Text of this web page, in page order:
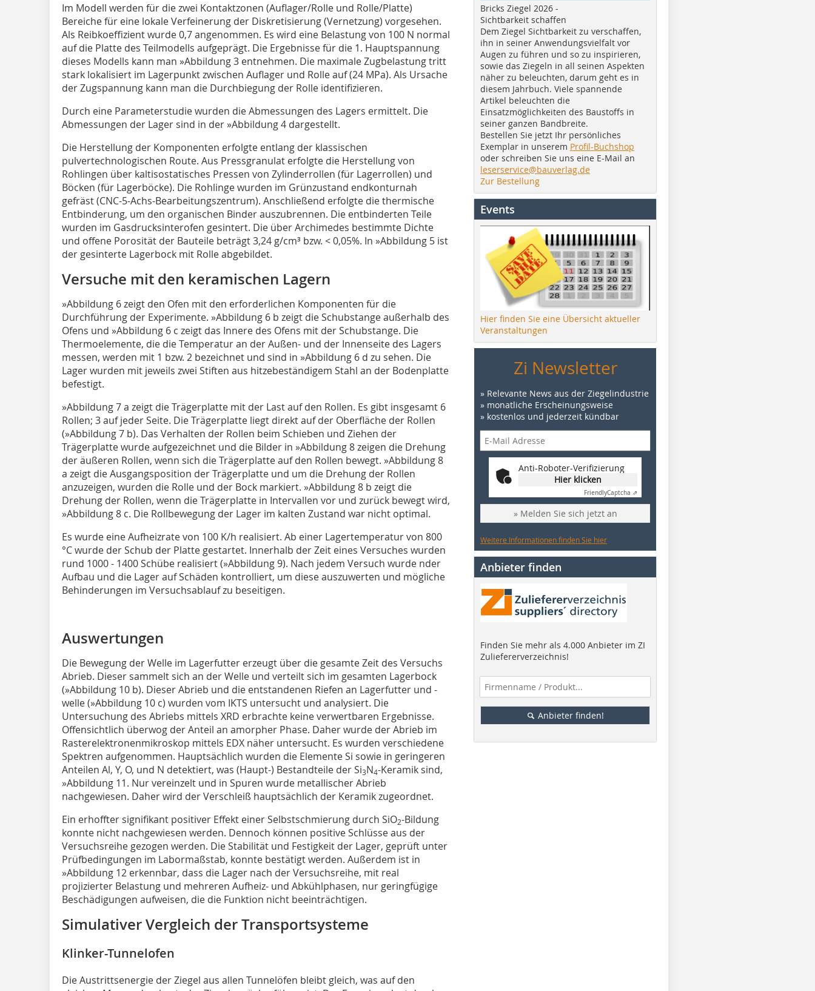
Im Modell werden für die zwei Kontaktzonen (Auflager/Rolle und Rolle/Platte)
Bereiche für eine lokale Verfeinerung der Diskretisierung (Vernetzung) vorgesehen.
Als Reibkoeffizient wurde 0,7 angenommen. Es wird eine Belastung von 100 N normal
auf die Platte des Teilmodells aufgeprägt. Die Ergebnisse für die 1. Hauptspannung
dieses Modells kann man »Abbildung 3 entnehmen. Die maximale Zugbelastung tritt
stark lokalisiert im Lagerpunkt zwischen Auflager und Rolle auf (24 MPa). Als Ursache
der Zugspannung kann man die Durchbiegung der Rolle identifizieren.
Durch eine Parameterstudie wurden die Abmessungen des Lagers ermittelt. Die
Abmessungen der Lager sind in der»Abbildung 4 dargestellt.
Die Herstellung der Komponenten erfolgte entlang der klassischen
pulvertechnologischen Route. Aus Pressgranulat erfolgte die Herstellung von
Rohlingen über kaltisostatisches Pressen von Zylinderrollen (für Lagerrollen) und
Böcken (für Lagerböcke). Die Rohlinge wurden im Grünzustand endkonturnah
gefräst (CNC-5-Achs-Bearbeitungszentrum). Anschließend erfolgte die thermische
Entbinderung, um den organischen Binder auszubrennen. Die entbinderten Teile
wurden im Gasdrucksinterofen gesintert. Die über Archimedes bestimmte Dichte
und offene Porosität der Bauteile beträgt 3,24 g/cm³ bzw. < 0,05%. In »Abbildung 5 ist
der gesinterte Lagerbock mit Rolle abgebildet.
Versuche mit den keramischen Lagern
»Abbildung 6zeigt den Ofen mit den erforderlichen Komponenten für die
Durchführung der Experimente. »Abbildung 6 b zeigt die Schubstange außerhalb des
Ofens und »Abbildung 6 c zeigt das Innere des Ofens mit der Schubstange. Die
Thermoelemente, die die Temperatur an der Außen- und der Innenseite des Lagers
messen, werden mit 1 bzw. 2 bezeichnet und sind in »Abbildung 6 d zu sehen. Die
Lager wurden mit jeweils zwei Stiften aus hitzebeständigem Stahl an der Bodenplatte
befestigt.
»Abbildung 7 a zeigt die Trägerplatte mit der Last auf den Rollen. Es gibt insgesamt 6
Rollen; 3 auf jeder Seite. Die Trägerplatte liegt direkt auf der Oberfläche der Rollen
(»Abbildung 7 b). Das Verhalten der Rollen beim Schieben und Ziehen der
Trägerplatte wurde aufgezeichnet und die Bilder in »Abbildung 8zeigen die Drehung
der äußeren Rollen, wenn sich die Trägerplatte auf den Rollen bewegt. »Abbildung 8
a zeigt die Ausgangsposition der Trägerplatte und um die Drehung der Rollen
anzuzeigen, wurden die Rolle und der Bock markiert. »Abbildung 8 b zeigt die
Drehung der Rollen, wenn die Trägerplatte in Intervallen vor und zurück bewegt wird,
»Abbildung 8 c. Die Rollbewegung der Lager im kalten Zustand war nicht optimal.
Es wurde eine Aufheizrate von 100 K/h realisiert. Ab einer Lagertemperatur von 800
°C wurde der Schub der Platte gestartet. Innerhalb der Zeit eines Versuches wurden
rund 1000 - 1400 Schübe realisiert (»Abbildung 9). Nach jedem Versuch wurde nder
Aufbau und die Lager auf Schäden kontrolliert, um diese auszuwerten und mögliche
Behinderungen im Versuchsablauf zu beseitigen.
Auswertungen
Die Bewegung der Welle im Lagerfutter erzeugt über die gesamte Zeit des Versuchs
Abrieb. Dieser sammelt sich an der Welle und verteilt sich im gesamten Lagerbock
(»Abbildung 10 b). Dieser Abrieb und die entstandenen Riefen an Lagerfutter und -
welle (»Abbildung 10 c) wurden vom IKTS untersucht und analysiert. Die
Untersuchung des Abriebs mittels XRD erbrachte keine verwertbaren Ergebnisse.
Offensichtlich überwog der Anteil an amorpher Phase. Daher wurde der Abrieb im
Rasterelektronenmikroskop mittels EDX näher untersucht. Es wurden verschiedene
Spektren aufgenommen. Hauptsächlich wurden die Elemente Si sowie in geringeren
Anteilen Al, Y, O, und N detektiert, was (Haupt-) Bestandteile der Si3N4-Keramik sind,
»Abbildung 11. Nur vereinzelt und in Spuren wurde metallischer Abrieb
nachgewiesen. Daher wird der Verschleiß hauptsächlich der Keramik zugeordnet.
Ein erhoffter signifikant positiver Effekt einer Selbstschmierung durch SiO2-Bildung
konnte nicht nachgewiesen werden. Dennoch können positive Schlüsse aus der
Versuchsreihe gezogen werden. Die Stabilität und Festigkeit der Lager, geprüft unter
Prüfbedingungen im Labormaßstab, konnte bestätigt werden. Außerdem ist in
»Abbildung 12 erkennbar, dass die Lager nach der Versuchsreihe, mit real
projizierter Belastung und mehreren Aufheiz- und Abkühlphasen, nur geringfügige
Beschädigungen aufweisen, die die Funktion nicht beeinträchtigen.
Simulativer Vergleich der Transportsysteme
Klinker-Tunnelofen
Die Austrittsenergie der Ziegel aus allen Tunnelöfen bleibt gleich, was auf den
Bricks Ziegel 2026 -
Sichtbarkeit schaffen
Dem Ziegel Sichtbarkeit zu verschaffen,
ihn in seiner Anwendungsvielfalt vor
Augen zu führen und so zu inspirieren,
sowie das Ziegeln in all seinen Aspekten
näher zu beleuchten, darum geht es in
diesem Jahrbuch. Viele spannende
Artikel beleuchten die
Einsatzmöglichkeiten des Baustoffs in
seiner ganzen Bandbreite.
Bestellen Sie jetzt Ihr persönliches
Exemplar in unserem Profil-Buchshop
oder schreiben Sie uns eine E-Mail an
leserservice@bauverlag.de
Zur Bestellung
Events
Hier finden Sie eine Übersicht aktueller
Veranstaltungen
Zi Newsletter
» Relevante News aus der Ziegelindustrie
» monatliche Erscheinungsweise
» kostenlos und jederzeit kündbar
Anti-Roboter-Verifizierung
Hier klicken
FriendlyCaptcha ⇗
» Melden Sie sich jetzt an
Weitere Informationen finden Sie hier
Anbieter finden
Finden Sie mehr als 4.000 Anbieter im ZI
Zuliefererverzeichnis!
Anbieter finden!